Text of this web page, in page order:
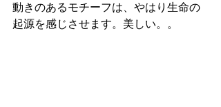
動きのあるモチーフは、やはり生命の
起源を感じさせます。美しい。。